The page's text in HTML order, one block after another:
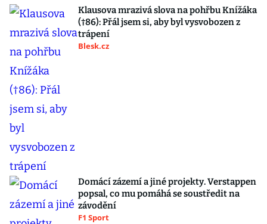
Klausova mrazivá slova na pohřbu Knížáka
(†86): Přál jsem si, aby byl vysvobozen z
trápení
Blesk.cz
Domácí zázemí a jiné projekty. Verstappen
popsal, co mu pomáhá se soustředit na
závodění
F1 Sport